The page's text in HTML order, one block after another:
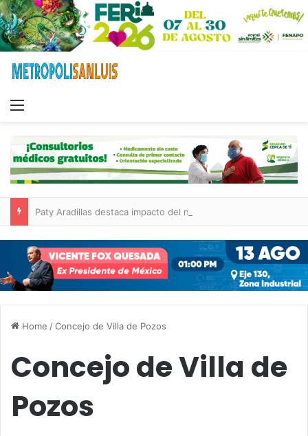
Home /Concejo de Villa de Pozos
Concejo de Villa de
Pozos